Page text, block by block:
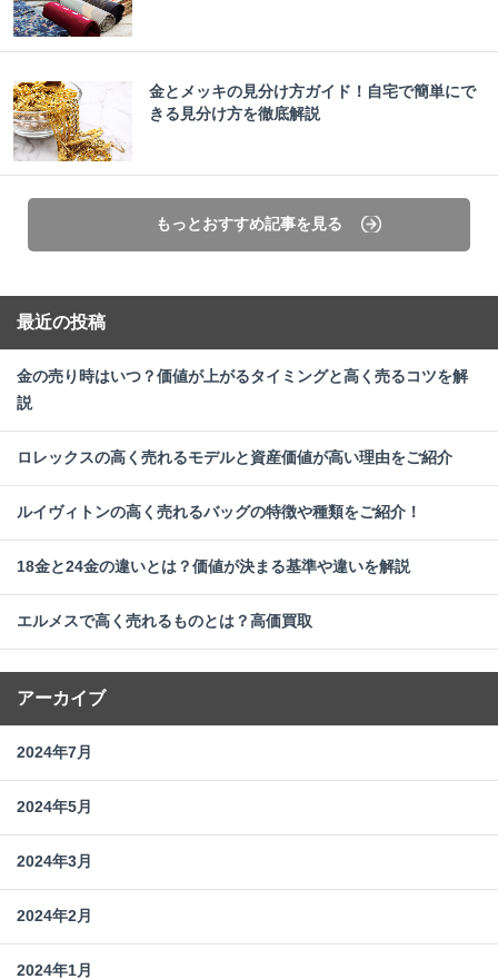
金とメッキの見分け方ガイド！自宅で簡単にで
きる見分け方を徹底解説
もっとおすすめ記事を見る
最近の投稿
金の売り時はいつ？価値が上がるタイミングと高く売るコツを解
説
ロレックスの高く売れるモデルと資産価値が高い理由をご紹介
ルイヴィトンの高く売れるバッグの特徴や種類をご紹介！
18金と24金の違いとは？価値が決まる基準や違いを解説
エルメスで高く売れるものとは？高価買取
アーカイブ
2024年7月
2024年5月
2024年3月
2024年2月
2024年1月